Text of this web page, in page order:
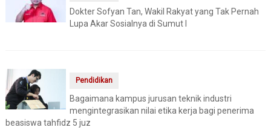
Dokter Sofyan Tan, Wakil Rakyat yang Tak Pernah
Lupa Akar Sosialnya di Sumut I
Pendidikan
Bagaimana kampus jurusan teknik industri
mengintegrasikan nilai etika kerja bagi penerima
beasiswa tahfidz 5 juz